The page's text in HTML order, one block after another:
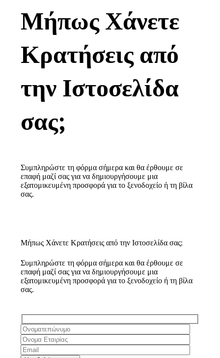
Μήπως Χάνετε
Κρατήσεις από
την Ιστοσελίδα
σας;
Συμπληρώστε τη φόρμα σήμερα και θα έρθουμε σε
επαφή μαζί σας για να δημιουργήσουμε μια
εξατομικευμένη προσφορά για το ξενοδοχείο ή τη βίλα
σας.
Μήπως Χάνετε Κρατήσεις από την Ιστοσελίδα σας;
Συμπληρώστε τη φόρμα σήμερα και θα έρθουμε σε
επαφή μαζί σας για να δημιουργήσουμε μια
εξατομικευμένη προσφορά για το ξενοδοχείο ή τη βίλα
σας.